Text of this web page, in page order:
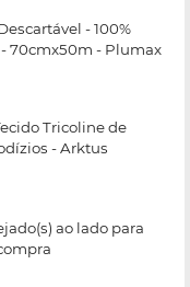
- 100%
70cmx50m - Plumax
Tricoline de
- Arktus
ao lado para